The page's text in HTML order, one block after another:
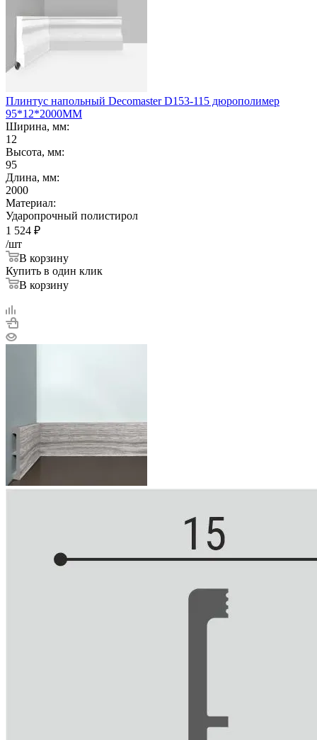
Плинтус напольный Decomaster D153-115 дюрополимер
95*12*2000ММ
Ширина, мм:
12
Высота, мм:
95
Длина, мм:
2000
Материал:
Ударопрочный полистирол
1 524 ₽
/шт
В корзину
Купить в один клик
В корзину